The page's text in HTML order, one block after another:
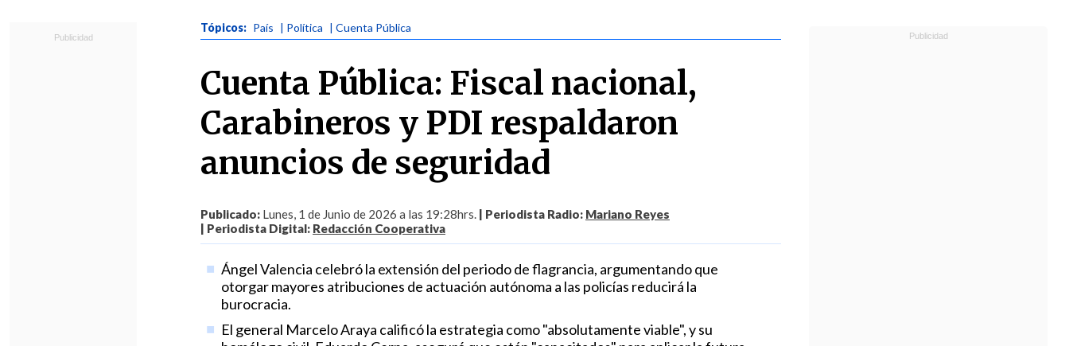
Tópicos: País | Política | Cuenta Pública
Cuenta Pública: Fiscal nacional,
Carabineros y PDI respaldaron
anuncios de seguridad
Publicado: Lunes, 1 de Junio de 2026 a las 19:28hrs. | Periodista Radio: Mariano Reyes
| Periodista Digital: Redacción Cooperativa
Ángel Valencia celebró la extensión del periodo de flagrancia, argumentando que
otorgar mayores atribuciones de actuación autónoma a las policías reducirá la
burocracia.
El general Marcelo Araya calificó la estrategia como "absolutamente viable", y su